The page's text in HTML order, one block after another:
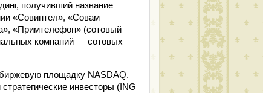
получивший название
«Совинтел», «Совам
«Примтелефон» (сотовый
компаний — сотовых
площадку NASDAQ.
инвесторы (ING